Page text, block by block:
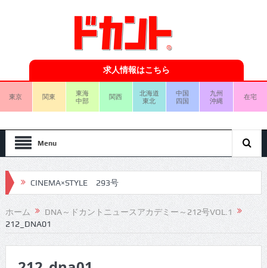
求人情報はこちら
東京 関東
東海
中部
関西
北海道
東北
中国
四国
九州
沖縄
在宅
Menu
CINEMA×STYLE 293号
CINEMA×STYLE 292号
CINEMA×STYLE 291号
ホーム
DNA～ドカントニュースアカデミー～212号VOL.1
212_DNA01